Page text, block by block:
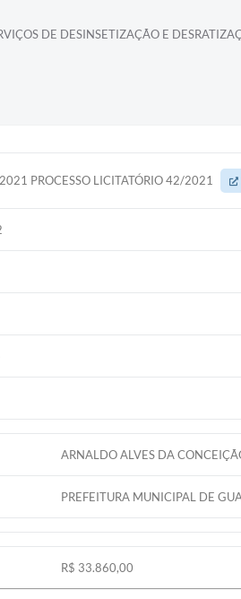
DE DESINSETIZAÇÃO E
PROCESSO LICITATÓRIO 42/2021
ARNALDO ALVES DA
PREFEITURA MUNICIPAL DE
R$ 33.860,00